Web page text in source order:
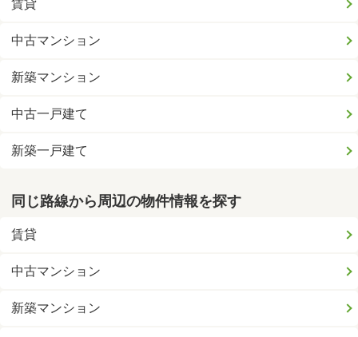
賃貸
中古マンション
新築マンション
中古一戸建て
新築一戸建て
同じ路線から周辺の物件情報を探す
賃貸
中古マンション
新築マンション